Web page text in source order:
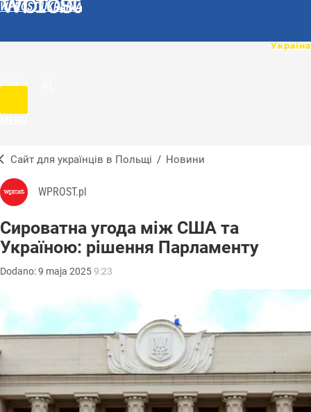
WPROST UKRAINA
UA
Сайт для українців в Польщі / Новини
WPROST.pl
Сироватна угода між США та
Україною: рішення Парламенту
Dodano:9 maja 20259:23